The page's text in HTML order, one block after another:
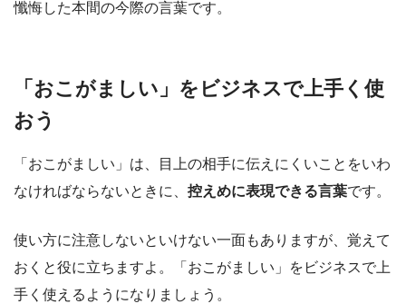
懺悔した本間の今際の言葉です。
「おこがましい」をビジネスで上手く使
おう
「おこがましい」は、目上の相手に伝えにくいことをいわ
なければならないときに、 控えめに表現できる言葉です。
使い方に注意しないといけない一面もありますが、覚えて
おくと役に立ちますよ。「おこがましい」をビジネスで上
手く使えるようになりましょう。